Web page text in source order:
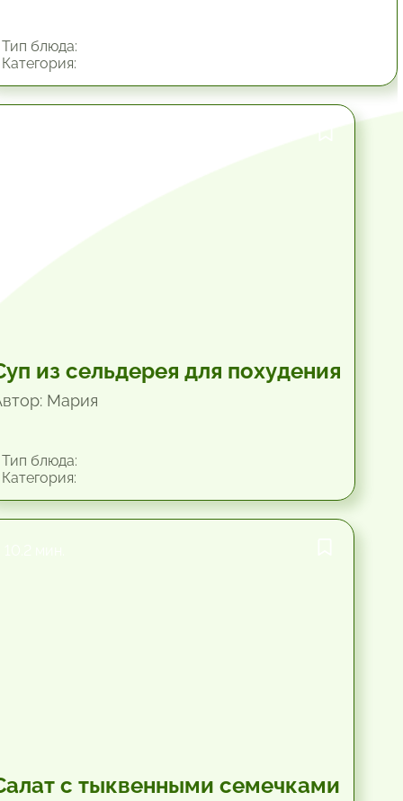
блюда:
из сельдерея для похудения
Мария
блюда:
с тыквенными семечками